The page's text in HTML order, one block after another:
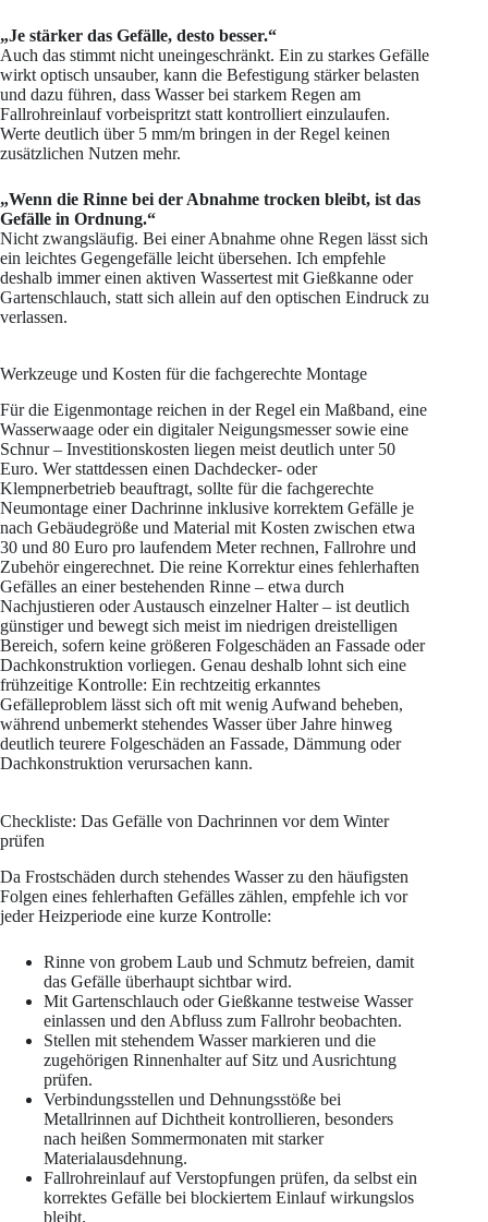
„Je stärker das Gefälle, desto besser.“
Auch das stimmt nicht uneingeschränkt. Ein zu starkes Gefälle
wirkt optisch unsauber, kann die Befestigung stärker belasten
und dazu führen, dass Wasser bei starkem Regen am
Fallrohreinlauf vorbeispritzt statt kontrolliert einzulaufen.
Werte deutlich über 5 mm/m bringen in der Regel keinen
zusätzlichen Nutzen mehr.
„Wenn die Rinne bei der Abnahme trocken bleibt, ist das
Gefälle in Ordnung.“
Nicht zwangsläufig. Bei einer Abnahme ohne Regen lässt sich
ein leichtes Gegengefälle leicht übersehen. Ich empfehle
deshalb immer einen aktiven Wassertest mit Gießkanne oder
Gartenschlauch, statt sich allein auf den optischen Eindruck zu
verlassen.
Werkzeuge und Kosten für die fachgerechte Montage
Für die Eigenmontage reichen in der Regel ein Maßband, eine
Wasserwaage oder ein digitaler Neigungsmesser sowie eine
Schnur – Investitionskosten liegen meist deutlich unter 50
Euro. Wer stattdessen einen Dachdecker- oder
Klempnerbetrieb beauftragt, sollte für die fachgerechte
Neumontage einer Dachrinne inklusive korrektem Gefälle je
nach Gebäudegröße und Material mit Kosten zwischen etwa
30 und 80 Euro pro laufendem Meter rechnen, Fallrohre und
Zubehör eingerechnet. Die reine Korrektur eines fehlerhaften
Gefälles an einer bestehenden Rinne – etwa durch
Nachjustieren oder Austausch einzelner Halter – ist deutlich
günstiger und bewegt sich meist im niedrigen dreistelligen
Bereich, sofern keine größeren Folgeschäden an Fassade oder
Dachkonstruktion vorliegen. Genau deshalb lohnt sich eine
frühzeitige Kontrolle: Ein rechtzeitig erkanntes
Gefälleproblem lässt sich oft mit wenig Aufwand beheben,
während unbemerkt stehendes Wasser über Jahre hinweg
deutlich teurere Folgeschäden an Fassade, Dämmung oder
Dachkonstruktion verursachen kann.
Checkliste: Das Gefälle von Dachrinnen vor dem Winter
prüfen
Da Frostschäden durch stehendes Wasser zu den häufigsten
Folgen eines fehlerhaften Gefälles zählen, empfehle ich vor
jeder Heizperiode eine kurze Kontrolle:
Rinne von grobem Laub und Schmutz befreien, damit
das Gefälle überhaupt sichtbar wird.
Mit Gartenschlauch oder Gießkanne testweise Wasser
einlassen und den Abfluss zum Fallrohr beobachten.
Stellen mit stehendem Wasser markieren und die
zugehörigen Rinnenhalter auf Sitz und Ausrichtung
prüfen.
Verbindungsstellen und Dehnungsstöße bei
Metallrinnen auf Dichtheit kontrollieren, besonders
nach heißen Sommermonaten mit starker
Materialausdehnung.
Fallrohreinlauf auf Verstopfungen prüfen, da selbst ein
korrektes Gefälle bei blockiertem Einlauf wirkungslos
bleibt.